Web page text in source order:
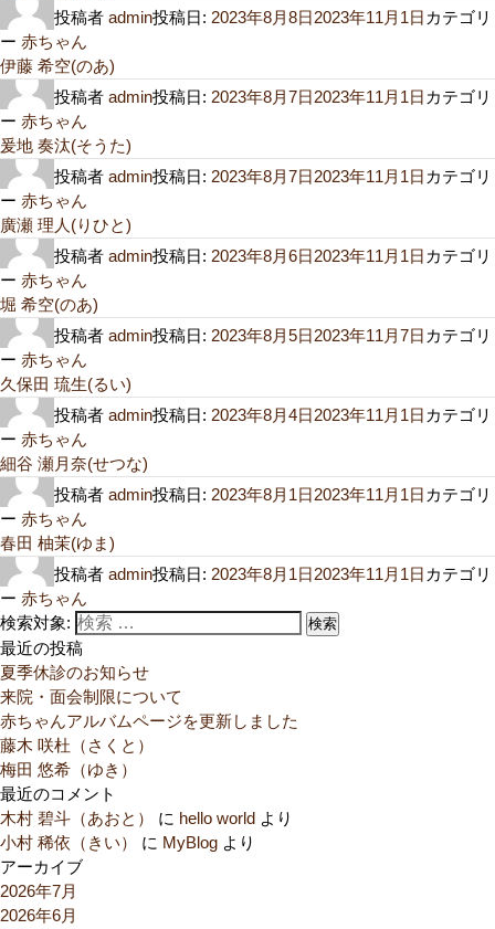
投稿者 admin投稿日: 2023年8月8日2023年11月1日 カテゴリ
ー 赤ちゃん
伊藤 希空(のあ)
投稿者 admin投稿日: 2023年8月7日2023年11月1日 カテゴリ
ー 赤ちゃん
爰地 奏汰(そうた)
投稿者 admin投稿日: 2023年8月7日2023年11月1日 カテゴリ
ー 赤ちゃん
廣瀬 理人(りひと)
投稿者 admin投稿日: 2023年8月6日2023年11月1日 カテゴリ
ー 赤ちゃん
堀 希空(のあ)
投稿者 admin投稿日: 2023年8月5日2023年11月7日 カテゴリ
ー 赤ちゃん
久保田 琉生(るい)
投稿者 admin投稿日: 2023年8月4日2023年11月1日 カテゴリ
ー 赤ちゃん
細谷 瀬月奈(せつな)
投稿者 admin投稿日: 2023年8月1日2023年11月1日 カテゴリ
ー 赤ちゃん
春田 柚茉(ゆま)
投稿者 admin投稿日: 2023年8月1日2023年11月1日 カテゴリ
ー 赤ちゃん
検索対象:
検索
最近の投稿
夏季休診のお知らせ
来院・面会制限について
赤ちゃんアルバムページを更新しました
藤木 咲杜（さくと）
梅田 悠希（ゆき）
最近のコメント
木村 碧斗（あおと）
に hello world より
小村 稀依（きい）
に MyBlog より
アーカイブ
2026年7月
2026年6月